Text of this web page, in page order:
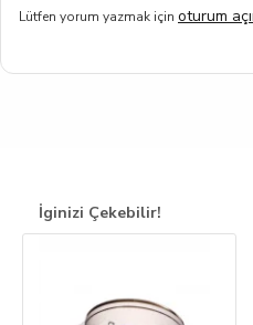
Lütfen yorum yazmak için oturum
İginizi Çekebilir!